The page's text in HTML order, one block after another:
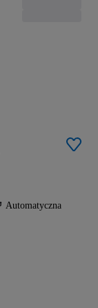
Automatyczna